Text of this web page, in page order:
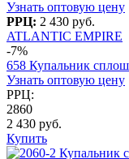
Узнать оптовую цену
РРЦ: 2 430 руб.
ATLANTIC EMPIRE
-7%
658 Купальник
Узнать оптовую цену
РРЦ:
2860
2 430 руб.
Купить